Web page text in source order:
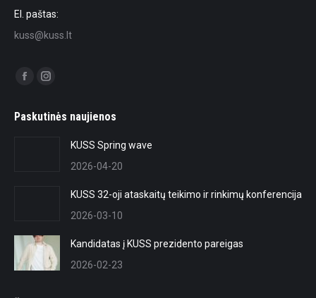
El. paštas:
kuss@kuss.lt
Find us on:
Facebook
opens
Instagram
opens
Paskutinės naujienos
KUSS Spring wave
2026-04-20
KUSS 32-oji ataskaitų teikimo ir rinkimų konferencija
2026-03-10
Kandidatas į KUSS prezidento pareigas
2026-02-23